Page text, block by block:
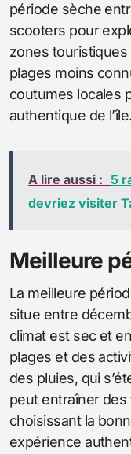
période sèche
scooters pour
zones
plages moins
coutumes locales
authentique de l’île.
A lire aussi : 5
devriez visiter
Meilleure
La meilleure
situe entre
climat est sec et
plages et des
des pluies, qui
peut entraîner
choisissant la
expérience